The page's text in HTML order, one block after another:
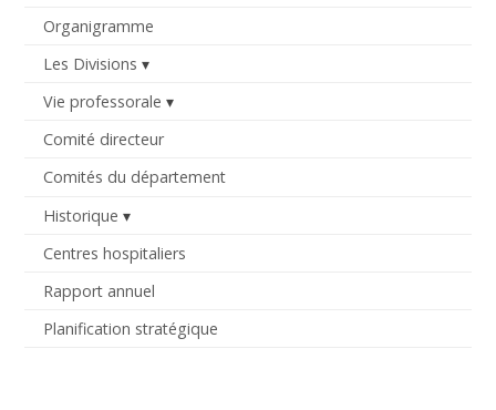
Organigramme
Les Divisions
Vie professorale
Comité directeur
Comités du département
Historique
Centres hospitaliers
Rapport annuel
Planification stratégique